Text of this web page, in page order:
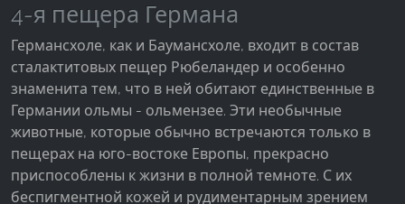
4-я пещера Германа
Германсхоле, как и Баумансхоле, входит в состав
сталактитовых пещер Рюбеландер и особенно
знаменита тем, что в ней обитают единственные в
Германии ольмы - ольмензее. Эти необычные
животные, которые обычно встречаются только в
пещерах на юго-востоке Европы, прекрасно
приспособлены к жизни в полной темноте. С их
беспигментной кожей и рудиментарным зрением